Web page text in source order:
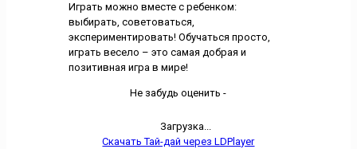
Играть можно вместе с ребенком:
выбирать, советоваться,
экспериментировать! Обучаться просто,
играть весело – это самая добрая и
позитивная игра в мире!
Не забудь оценить -
Загрузка...
Скачать Тай-дай через LDPlayer